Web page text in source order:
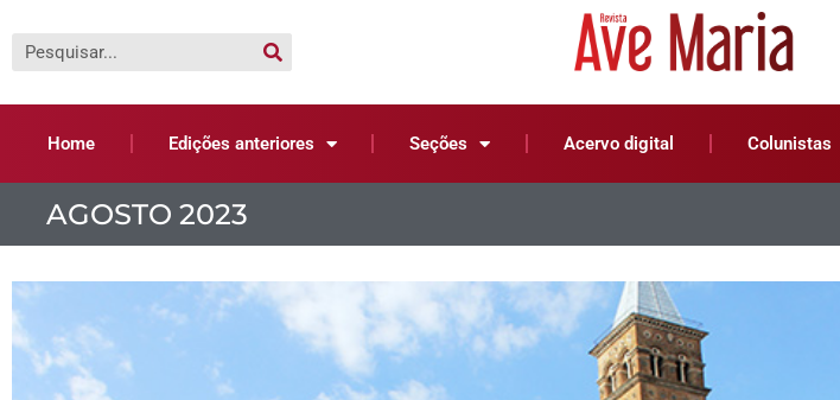
Home Edições anteriores Seções Acervo digital Colunistas
AGOSTO 2023